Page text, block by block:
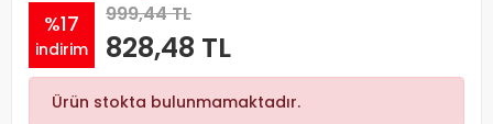
%17
indirim
999,44 TL
828,48 TL
Ürün stokta bulunmamaktadır.